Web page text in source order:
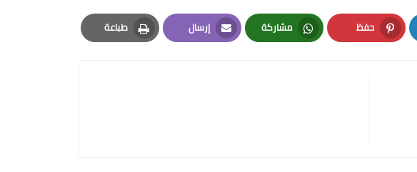
حفظ
Pinterest
مشاركة
Whatsapp
إرسال
Email
طباعة
Print